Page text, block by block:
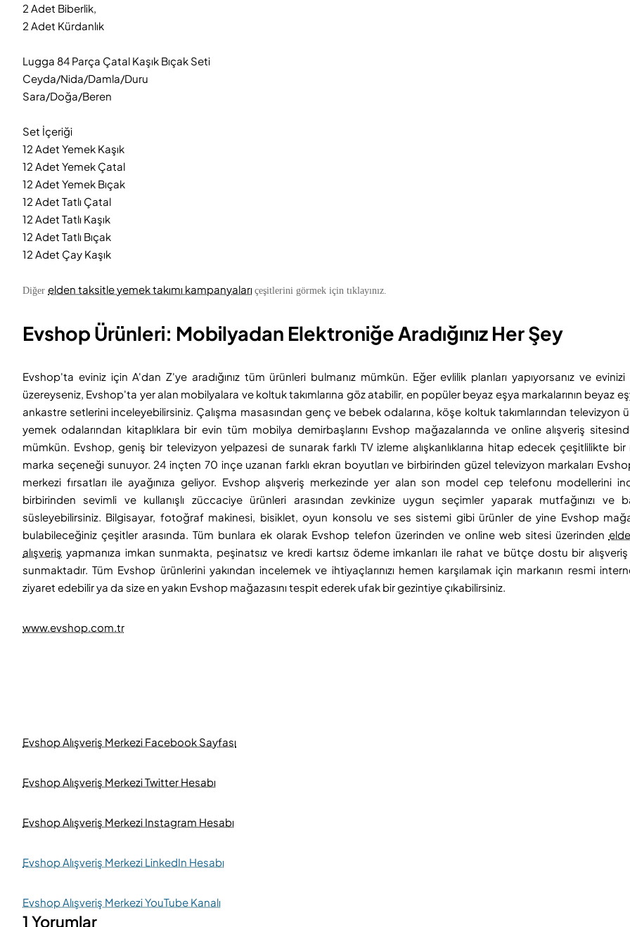
2 Adet Biberlik,
2 Adet Kürdanlık
Lugga 84 Parça Çatal Kaşık Bıçak Seti
Ceyda/Nida/Damla/Duru
Sara/Doğa/Beren
Set İçeriği
12 Adet Yemek Kaşık
12 Adet Yemek Çatal
12 Adet Yemek Bıçak
12 Adet Tatlı Çatal
12 Adet Tatlı Kaşık
12 Adet Tatlı Bıçak
12 Adet Çay Kaşık
Diğer elden taksitle yemek takımı kampanyaları çeşitlerini görmek için tıklayınız.
Evshop Ürünleri: Mobilyadan Elektroniğe Aradığınız Her Şey
Evshop'ta eviniz için A'dan Z'ye aradığınız tüm ürünleri bulmanız mümkün. Eğer evlilik planları yapıyorsanız ve
üzereyseniz, Evshop'ta yer alan mobilyalara ve koltuk takımlarına göz atabilir, en popüler beyaz eşya markalarının beyaz
ankastre setlerini inceleyebilirsiniz. Çalışma masasından genç ve bebek odalarına, köşe koltuk takımlarından televizyon
yemek odalarından kitaplıklara bir evin tüm mobilya demirbaşlarını Evshop mağazalarında ve online alışveriş
mümkün. Evshop, geniş bir televizyon yelpazesi de sunarak farklı TV izleme alışkanlıklarına hitap edecek çeşitlilikte
marka seçeneği sunuyor. 24 inçten 70 inçe uzanan farklı ekran boyutları ve birbirinden güzel televizyon markaları
merkezi fırsatları ile ayağınıza geliyor. Evshop alışveriş merkezinde yer alan son model cep telefonu modellerini
birbirinden sevimli ve kullanışlı züccaciye ürünleri arasından zevkinize uygun seçimler yaparak mutfağınızı ve
süsleyebilirsiniz. Bilgisayar, fotoğraf makinesi, bisiklet, oyun konsolu ve ses sistemi gibi ürünler de yine Evshop
bulabileceğiniz çeşitler arasında. Tüm bunlara ek olarak Evshop telefon üzerinden ve online web sitesi üzerinden
alışveriş yapmanıza imkan sunmakta, peşinatsız ve kredi kartsız ödeme imkanları ile rahat ve bütçe dostu bir
sunmaktadır. Tüm Evshop ürünlerini yakından incelemek ve ihtiyaçlarınızı hemen karşılamak için markanın resmi
ziyaret edebilir ya da size en yakın Evshop mağazasını tespit ederek ufak bir gezintiye çıkabilirsiniz.
www.evshop.com.tr
Evshop Alışveriş Merkezi Facebook Sayfası
Evshop Alışveriş Merkezi Twitter Hesabı
Evshop Alışveriş Merkezi Instagram Hesabı
Evshop Alışveriş Merkezi LinkedIn Hesabı
Evshop Alışveriş Merkezi YouTube Kanalı
1 Yorumlar